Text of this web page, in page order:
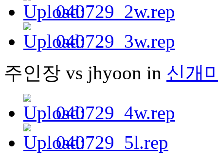
040729_2w.rep
040729_3w.rep
주인장 vs jhyoon in 신개
040729_4w.rep
040729_5l.rep